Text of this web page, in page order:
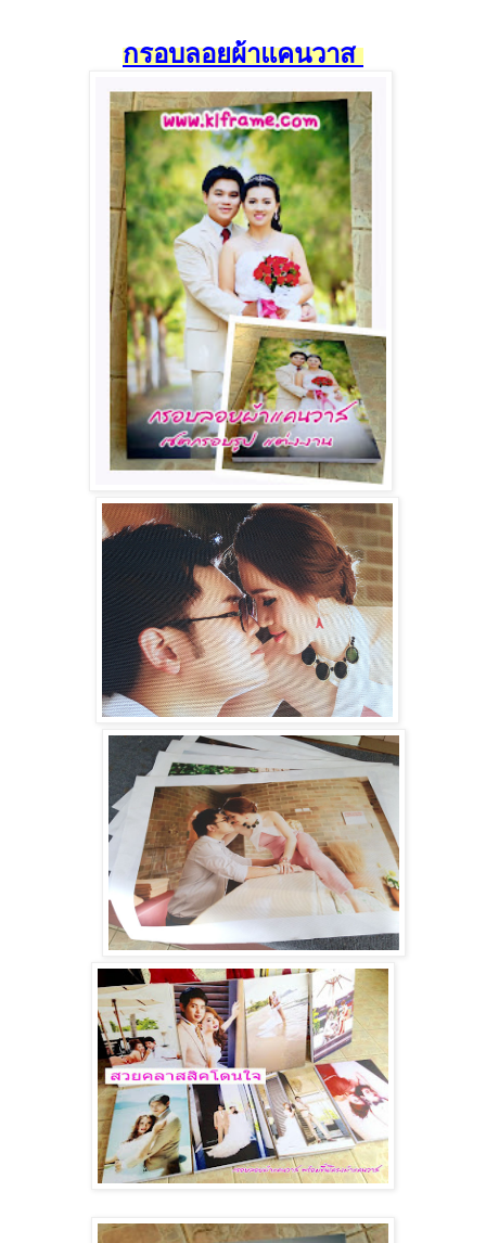
กรอบลอยผ้าแคนวาส